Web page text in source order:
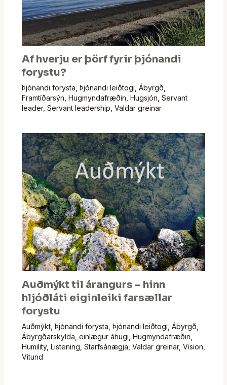
Af hverju er þörf fyrir þjónandi
forystu?
Þjónandi forysta Þjónandi leiðtogi Ábyrgð
Framtíðarsýn Hugmyndafræðin Hugsjón Servant
leader, Servant leadership Valdar greinar
Auðmýkt til árangurs – hinn
hljóðláti eiginleiki farsællar
forystu
Auðmýkt, Þjónandi forysta Þjónandi leiðtogi Ábyrgð
Ábyrgðarskylda einlægur áhugi Hugmyndafræðin
Humility, Listening Starfsánægja Valdar greinar, Vision
Vitund